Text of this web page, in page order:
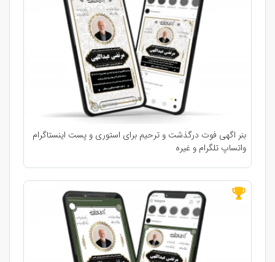
بنر اگهی فوت درگذشت و ترحیم برای استوری و پست اینستاگرام
واتساپ تلگرام و غیره